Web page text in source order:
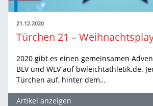
21.12.2020
Türchen 21 –
2020 gibt es einen gemeinsamen
BLV und WLV auf bwleichtathletik.de.
Türchen auf, hinter dem…
Artikel anzeigen